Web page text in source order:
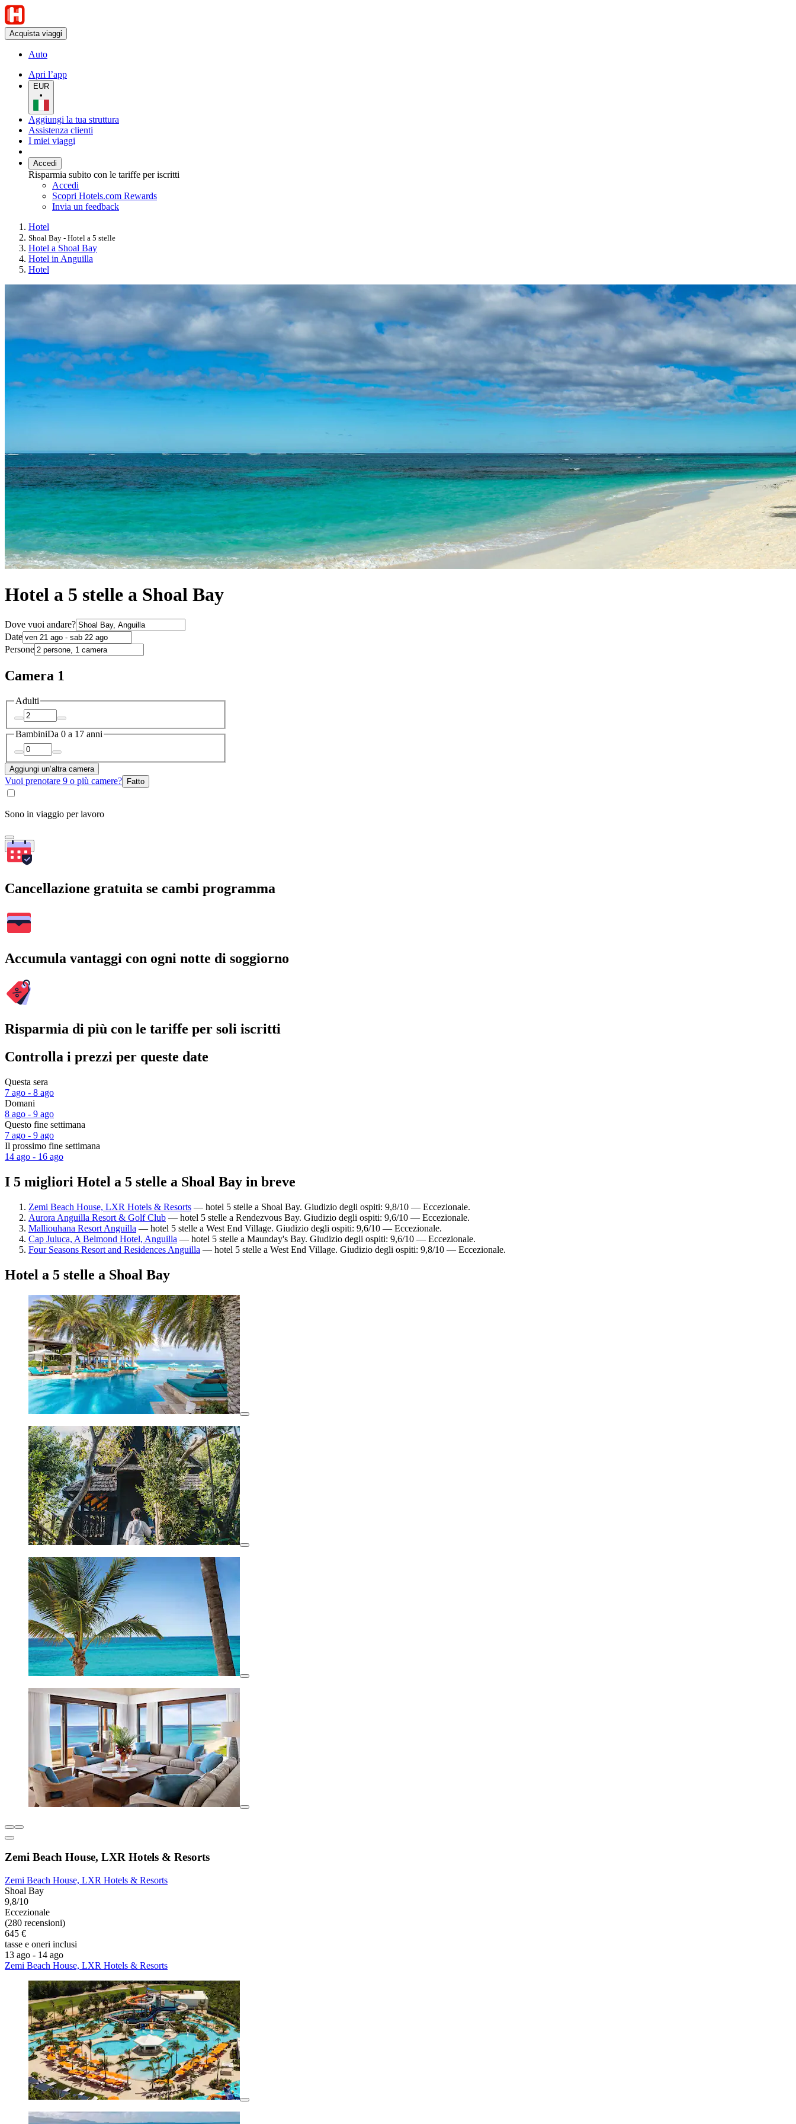
Acquista viaggi
Auto
Apri l’app
EUR
•
Aggiungi la tua struttura
Assistenza clienti
I miei viaggi
Accedi
Risparmia subito con le tariffe per iscritti
Accedi
Scopri Hotels.com Rewards
Invia un feedback
Hotel
Shoal Bay - Hotel a 5 stelle
Hotel a Shoal Bay
Hotel in Anguilla
Hotel
Hotel a 5 stelle a Shoal Bay
Dove vuoi andare?
Date
Persone
Camera 1
Adulti
BambiniDa 0 a 17 anni
Aggiungi un’altra camera
Vuoi prenotare 9 o più camere? Fatto
Sono in viaggio per lavoro
Cerca
Cancellazione gratuita se cambi programma
Accumula vantaggi con ogni notte di soggiorno
Risparmia di più con le tariffe per soli iscritti
Controlla i prezzi per queste date
Questa sera
7 ago - 8 ago
Domani
8 ago - 9 ago
Questo fine settimana
7 ago - 9 ago
Il prossimo fine settimana
14 ago - 16 ago
I 5 migliori Hotel a 5 stelle a Shoal Bay in breve
Zemi Beach House, LXR Hotels & Resorts — hotel 5 stelle a Shoal Bay. Giudizio degli ospiti: 9,8/10 — Eccezionale.
Aurora Anguilla Resort & Golf Club — hotel 5 stelle a Rendezvous Bay. Giudizio degli ospiti: 9,6/10 — Eccezionale.
Malliouhana Resort Anguilla — hotel 5 stelle a West End Village. Giudizio degli ospiti: 9,6/10 — Eccezionale.
Cap Juluca, A Belmond Hotel, Anguilla — hotel 5 stelle a Maunday's Bay. Giudizio degli ospiti: 9,6/10 — Eccezionale.
Four Seasons Resort and Residences Anguilla — hotel 5 stelle a West End Village. Giudizio degli ospiti: 9,8/10 — Eccezionale.
Hotel a 5 stelle a Shoal Bay
Zemi Beach House, LXR Hotels & Resorts
Zemi Beach House, LXR Hotels & Resorts
Shoal Bay
9,8/10
Eccezionale
(280 recensioni)
645 €
tasse e oneri inclusi
13 ago - 14 ago
Zemi Beach House, LXR Hotels & Resorts